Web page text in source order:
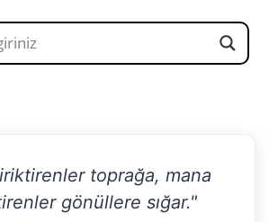
toprağa, mana
gönüllere sığar."